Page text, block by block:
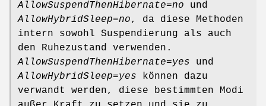
AllowSuspendThenHibernate=no und
AllowHybridSleep=no, da diese Methoden
intern sowohl Suspendierung als auch
den Ruhezustand verwenden.
AllowSuspendThenHibernate=yes und
AllowHybridSleep=yes können dazu
verwandt werden, diese bestimmten Modi